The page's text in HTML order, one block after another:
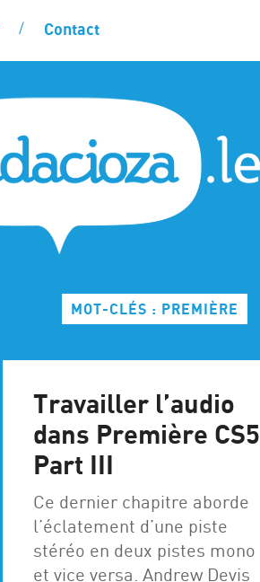
Contact
MOT-CLÉS : PREMIÈRE
Travailler l’audio
dans Première CS5
Part III
Ce dernier chapitre aborde
l’éclatement d’une piste
stéréo en deux pistes mono
et vice versa. Andrew Devis